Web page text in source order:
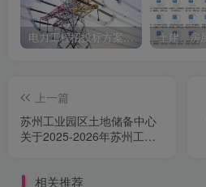
电力工程招投标方案模板
上一篇
苏州工业园区土地储备中心
关于2025-2026年苏州工业
相关推荐